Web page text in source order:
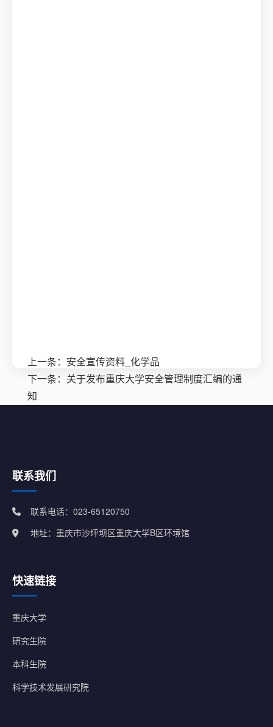
上一条： 安全宣传资料_化学品
下一条： 关于发布重庆大学安全管理制度汇编的通
知
联系我们
联系电话：023-65120750
地址：重庆市沙坪坝区重庆大学B区环境馆
快速链接
重庆大学
研究生院
本科生院
科学技术发展研究院